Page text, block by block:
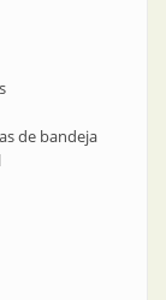
de bandeja